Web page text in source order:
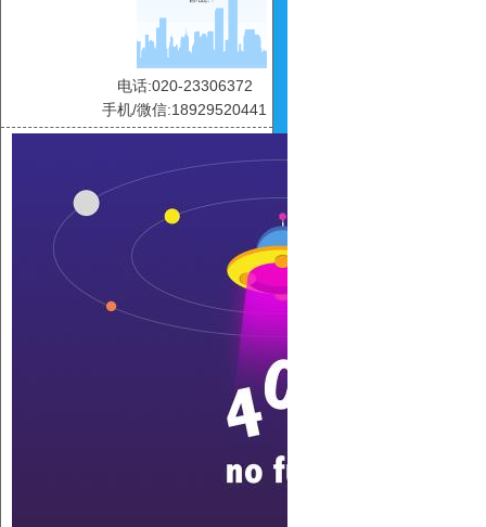
电话:020-23306372
手机/微信:18929520441